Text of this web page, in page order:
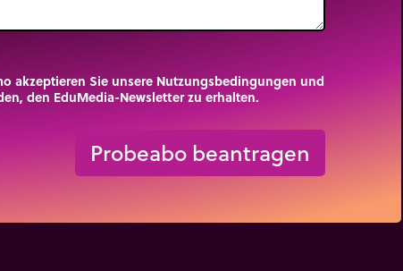
akzeptieren Sie unsere Nutzungsbedingungen und
den EduMedia-Newsletter zu erhalten.
Probeabo beantragen